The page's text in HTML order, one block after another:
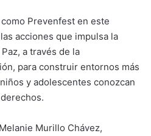
Prevenfest en este
acciones que impulsa la
a través de la
para construir entornos más
y adolescentes conozcan
Murillo Chávez,